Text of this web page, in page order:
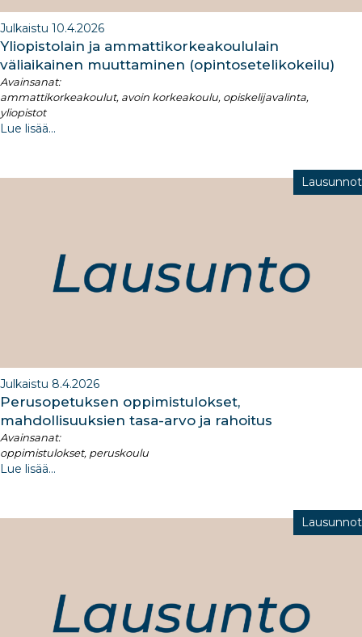
Julkaistu 10.4.2026
Yliopistolain ja ammattikorkeakoululain
väliaikainen muuttaminen (opintosetelikokeilu)
Avainsanat:
ammattikorkeakoulut, avoin korkeakoulu, opiskelijavalinta,
yliopistot
Lue lisää...
Lausunnot
Julkaistu 8.4.2026
Perusopetuksen oppimistulokset,
mahdollisuuksien tasa-arvo ja rahoitus
Avainsanat:
oppimistulokset, peruskoulu
Lue lisää...
Lausunnot